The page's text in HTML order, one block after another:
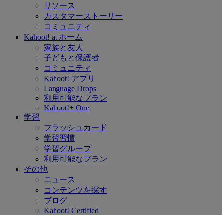
リソース
カスタマーストーリー
コミュニティ
Kahoot! at ホーム
家族と友人
子どもと保護者
コミュニティ
Kahoot! アプリ
Language Drops
利用可能なプラン
Kahoot!+ One
学習
フラッシュカード
学習習慣
学習グループ
利用可能なプラン
その他
ニュース
コンテンツを探す
ブログ
Kahoot! Certified